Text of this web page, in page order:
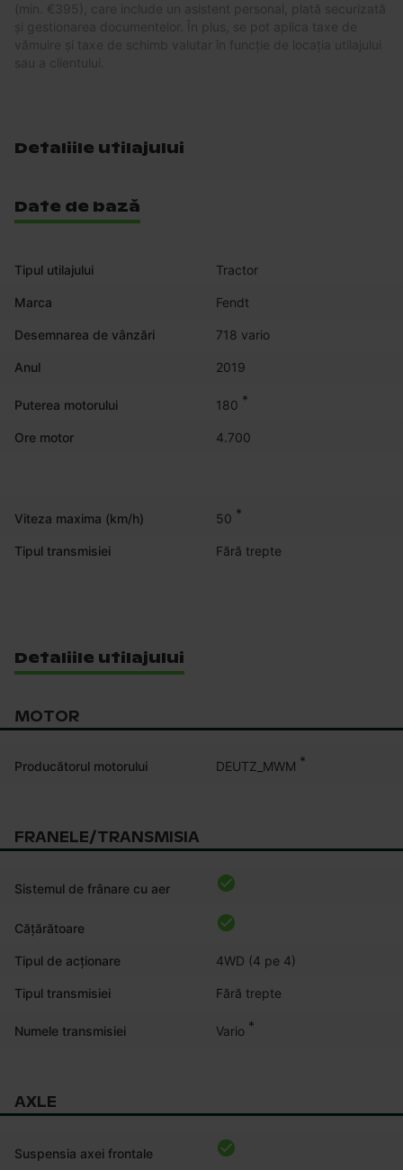
(min. €395), care include un asistent personal, plată securizată
și gestionarea documentelor. În plus, se pot aplica taxe de
vămuire și taxe de schimb valutar în funcție de locația utilajului
sau a clientului.
Detaliile utilajului
Date de bază
Tipul utilajului Tractor
Marca Fendt
Desemnarea de vânzări 718 vario
Anul 2019
Puterea motorului 180 *
Ore motor 4.700
Viteza maxima (km/h) 50 *
Tipul transmisiei Fără trepte
Detaliile utilajului
MOTOR
Producătorul motorului DEUTZ_MWM *
FRANELE/TRANSMISIA
Sistemul de frânare cu aer
Cățărătoare
Tipul de acționare 4WD (4 pe 4)
Tipul transmisiei Fără trepte
Numele transmisiei Vario *
AXLE
Suspensia axei frontale